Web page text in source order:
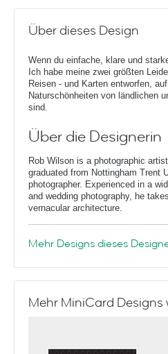
Über dieses Design
Wenn du einfache, klare und
Ich habe meine zwei größten
Reisen - und Karten entworfen,
Naturschönheiten von ländlichen
sind.
Über die Designerin
Rob Wilson is a photographic
graduated from Nottingham Trent
photographer. Experienced in a
and wedding photography, he
vernacular architecture.
Mehr Designs dieses
Mehr MiniCard Designs